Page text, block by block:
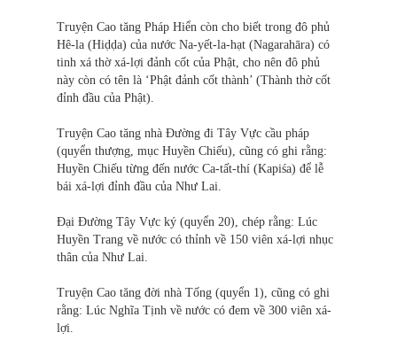
Truyện Cao tăng Pháp Hiển còn cho biết trong đô phủ
Hê-la (Hiḍḍa) của nước Na-yết-la-hạt (Nagarahāra) có
tinh xá thờ xá-lợi đảnh cốt của Phật, cho nên đô phủ
này còn có tên là ‘Phật đảnh cốt thành’ (Thành thờ cốt
đỉnh đầu của Phật).
Truyện Cao tăng nhà Đường đi Tây Vực cầu pháp
(quyển thượng, mục Huyền Chiếu), cũng có ghi rằng:
Huyền Chiếu từng đến nước Ca-tất-thí (Kapiśa) để lễ
bái xá-lợi đỉnh đầu của Như Lai.
Đại Đường Tây Vực ký (quyển 20), chép rằng: Lúc
Huyền Trang về nước có thỉnh về 150 viên xá-lợi nhục
thân của Như Lai.
Truyện Cao tăng đời nhà Tống (quyển 1), cũng có ghi
rằng: Lúc Nghĩa Tịnh về nước có đem về 300 viên xá-
lợi.